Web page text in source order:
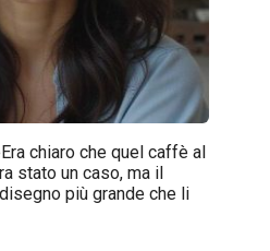
chiaro che quel caffè al
stato un caso, ma il
più grande che li